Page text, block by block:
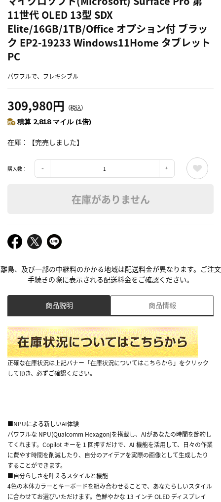
11世代 OLED 13型 SDX
Elite/16GB/1TB/Office オプション付 ブラッ
ク EP2-19233 Windows11Home タブレット
PC
パワフルで、フレキシブル
309,980円 （税込）
積算 2,818 マイル (1倍)
在庫 【完売しました】
購入数：
在庫がありません
離島、及び一部の中継料のかかる地域は配送料金が異なります。ご注文
手続きの際に表示される配送料金をご確認ください。
商品説明 商品情報
正確な在庫状況は上記バナー「在庫状況についてはこちらから」をクリック
して頂き、必ずご確認ください。
■NPUによる新しいAI体験
パワフルな NPU(Qualcomm Hexagon)を搭載し、AIがあなたの時間を節約し
てくれます。Copilot キーを 1 回押すだけで、AI 機能を活用して、日々の作業
に費やす時間を削減したり、自分のアイデアを実際の画像として生成したり
することができます。
■自分らしさを叶えるスタイルと機能
4色の本体カラーとキーボードを組み合わせることで、あなたらしいスタイル
に合わせてお選びいただけます。色鮮やかな 13 インチ OLED ディスプレイ